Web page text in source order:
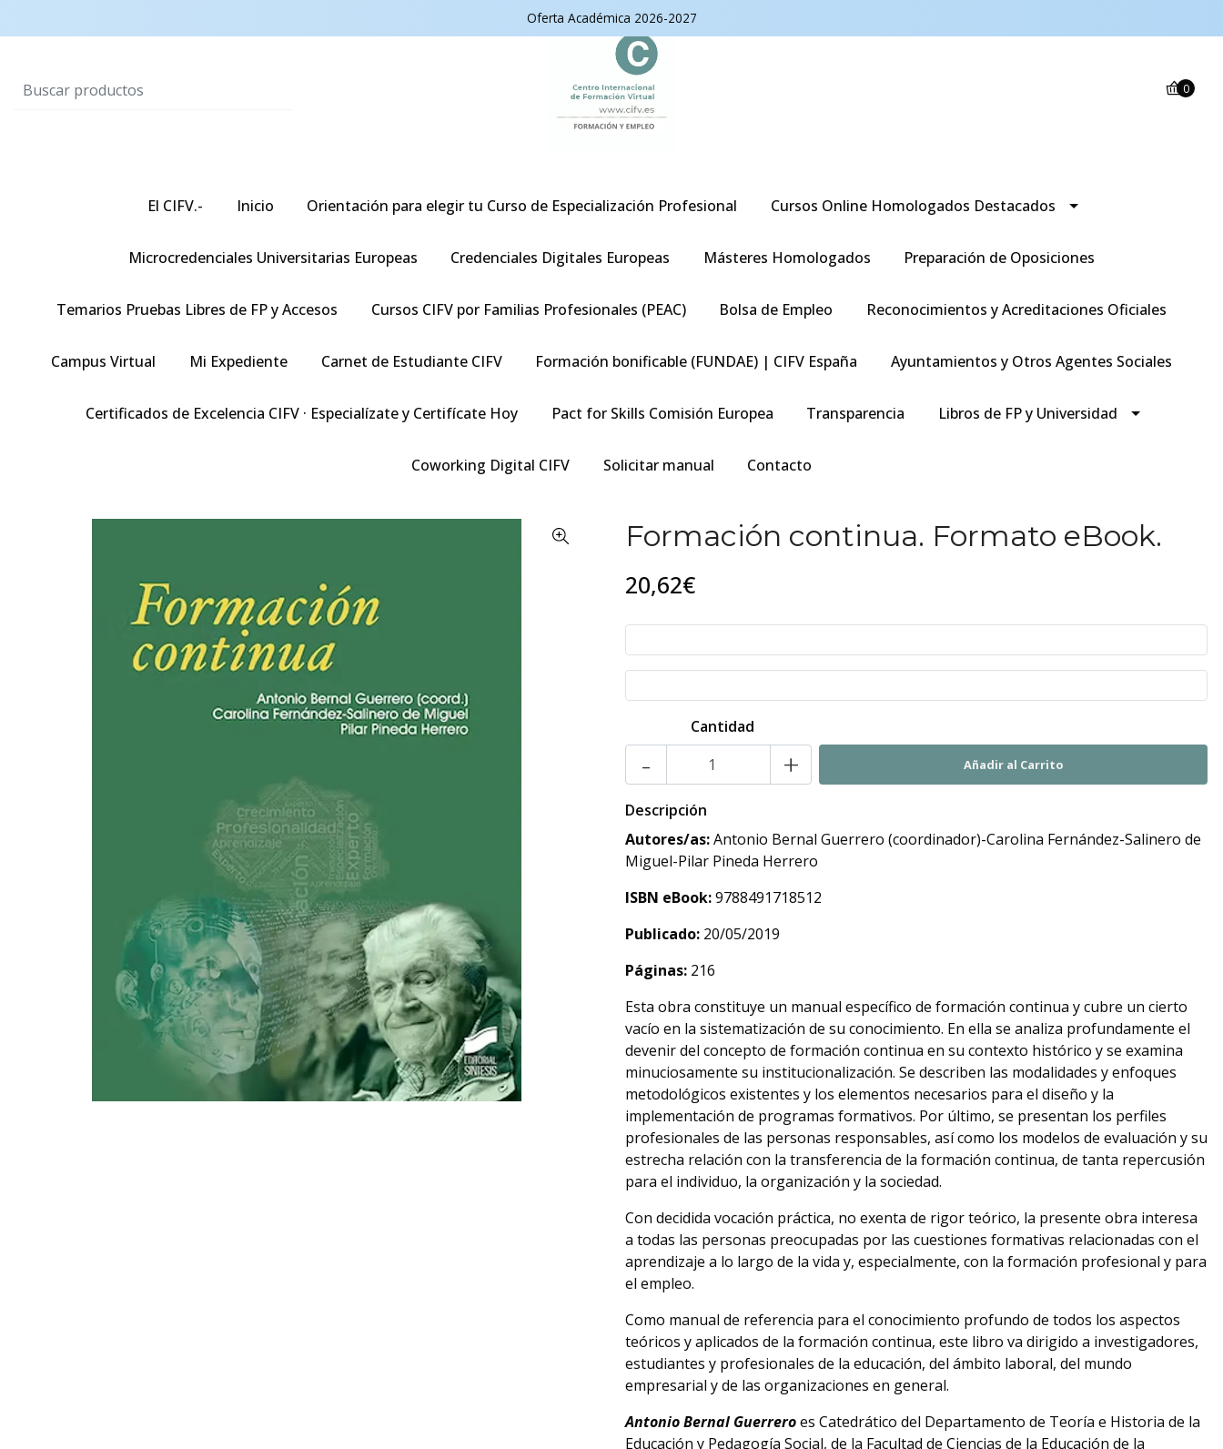
Oferta Académica 2026-2027
0
El CIFV.- Inicio Orientación para elegir tu Curso de Especialización Profesional Cursos Online Homologados Destacados
Microcredenciales Universitarias Europeas Credenciales Digitales Europeas Másteres Homologados Preparación de Oposiciones
Temarios Pruebas Libres de FP y Accesos Cursos CIFV por Familias Profesionales (PEAC) Bolsa de Empleo Reconocimientos y Acreditaciones Oficiales
Campus Virtual Mi Expediente Carnet de Estudiante CIFV Formación bonificable (FUNDAE) | CIFV España Ayuntamientos y Otros Agentes Sociales
Certificados de Excelencia CIFV · Especialízate y Certifícate Hoy Pact for Skills Comisión Europea Transparencia Libros de FP y Universidad
Coworking Digital CIFV Solicitar manual Contacto
Formación continua. Formato eBook.
20,62€
Cantidad
- +
Descripción
Autores/as:Antonio Bernal Guerrero (coordinador)-Carolina Fernández-Salinero de
Miguel-Pilar Pineda Herrero
ISBN eBook:9788491718512
Publicado: 20/05/2019
Páginas: 216
Esta obra constituye un manual específico de formación continua y cubre un cierto
vacío en la sistematización de su conocimiento. En ella se analiza profundamente el
devenir del concepto de formación continua en su contexto histórico y se examina
minuciosamente su institucionalización. Se describen las modalidades y enfoques
metodológicos existentes y los elementos necesarios para el diseño y la
implementación de programas formativos. Por último, se presentan los perfiles
profesionales de las personas responsables, así como los modelos de evaluación y su
estrecha relación con la transferencia de la formación continua, de tanta repercusión
para el individuo, la organización y la sociedad.
Con decidida vocación práctica, no exenta de rigor teórico, la presente obra interesa
a todas las personas preocupadas por las cuestiones formativas relacionadas con el
aprendizaje a lo largo de la vida y, especialmente, con la formación profesional y para
el empleo.
Como manual de referencia para el conocimiento profundo de todos los aspectos
teóricos y aplicados de la formación continua, este libro va dirigido a investigadores,
estudiantes y profesionales de la educación, del ámbito laboral, del mundo
empresarial y de las organizaciones en general.
Antonio Bernal Guerreroes Catedrático del Departamento de Teoría e Historia de la
Educación y Pedagogía Social, de la Facultad de Ciencias de la Educación de la